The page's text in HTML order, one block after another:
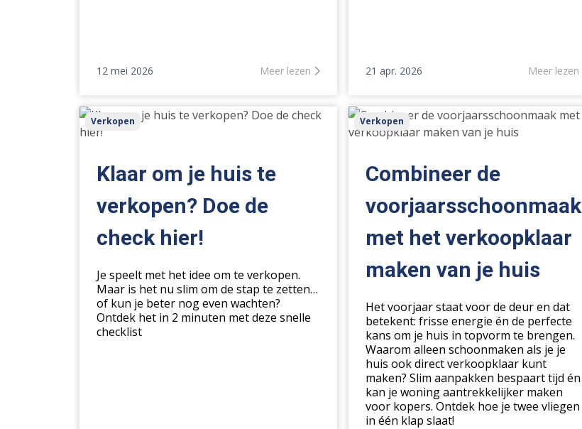
12 mei 2026 Meer lezen 21 apr. 2026 Meer lezen
Klaar
om
huis
verkopen?
Doe
hier!
Verkopen
Klaar om je huis te
verkopen? Doe de
check hier!
Je speelt met het idee om te verkopen.
Maar is het nu slim om de stap te zetten…
of kun je beter nog even wachten?
Ontdek het in 2 minuten met deze snelle
checklist
Combineer
de
met
verkoopklaar
maken
huis
Verkopen
Combineer de
voorjaarsschoonmaak
met het verkoopklaar
maken van je huis
Het voorjaar staat voor de deur en dat
betekent: frisse energie én de perfecte
kans om je huis in topvorm te brengen.
Waarom alleen schoonmaken als je je
huis ook direct verkoopklaar kunt
maken? Slim aanpakken bespaart tijd én
kan je woning aantrekkelijker maken
voor kopers. Ontdek hoe je twee vliegen
in één klap slaat!